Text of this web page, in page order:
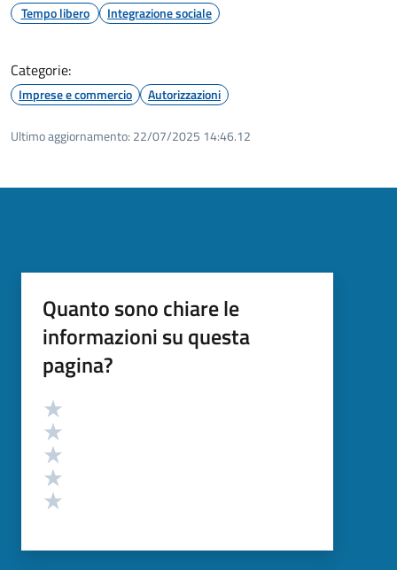
Tempo libero Integrazione sociale
Categorie:
Imprese e commercio Autorizzazioni
Ultimo aggiornamento: 22/07/2025 14:46.12
Quanto sono chiare le
informazioni su questa
pagina?
Valutazione